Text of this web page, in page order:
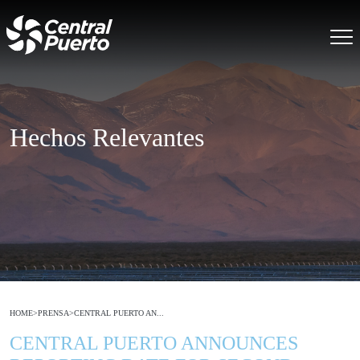
Hechos Relevantes
HOME>PRENSA>CENTRAL PUERTO AN...
CENTRAL PUERTO ANNOUNCES